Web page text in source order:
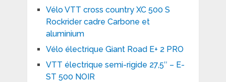
Vélo VTT cross country XC 500 S
Rockrider cadre Carbone et
aluminium
Vélo électrique Giant Road E+ 2 PRO
VTT électrique semi-rigide 27,5″ – E-
ST 500 NOIR